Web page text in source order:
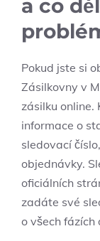
a co
Pokud jste si
Zásilkovny v
zásilku online.
informace o
sledovací
objednávky.
oficiálních
zadáte své
o všech fázích